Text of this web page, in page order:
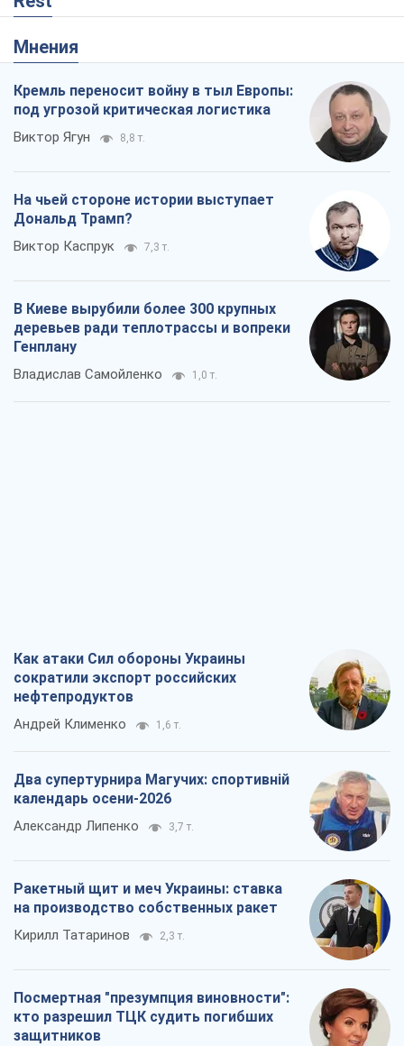
Мнения
Кремль переносит войну в тыл Европы:
под угрозой критическая логистика
Виктор Ягун 8,8 т.
На чьей стороне истории выступает
Дональд Трамп?
Виктор Каспрук 7,3 т.
В Киеве вырубили более 300 крупных
деревьев ради теплотрассы и вопреки
Генплану
Владислав Самойленко 1,0 т.
Как атаки Сил обороны Украины
сократили экспорт российских
нефтепродуктов
Андрей Клименко 1,6 т.
Два супертурнира Магучих: спортивній
календарь осени-2026
Александр Липенко 3,7 т.
Ракетный щит и меч Украины: ставка
на производство собственных ракет
Кирилл Татаринов 2,3 т.
Посмертная "презумпция виновности":
кто разрешил ТЦК судить погибших
защитников